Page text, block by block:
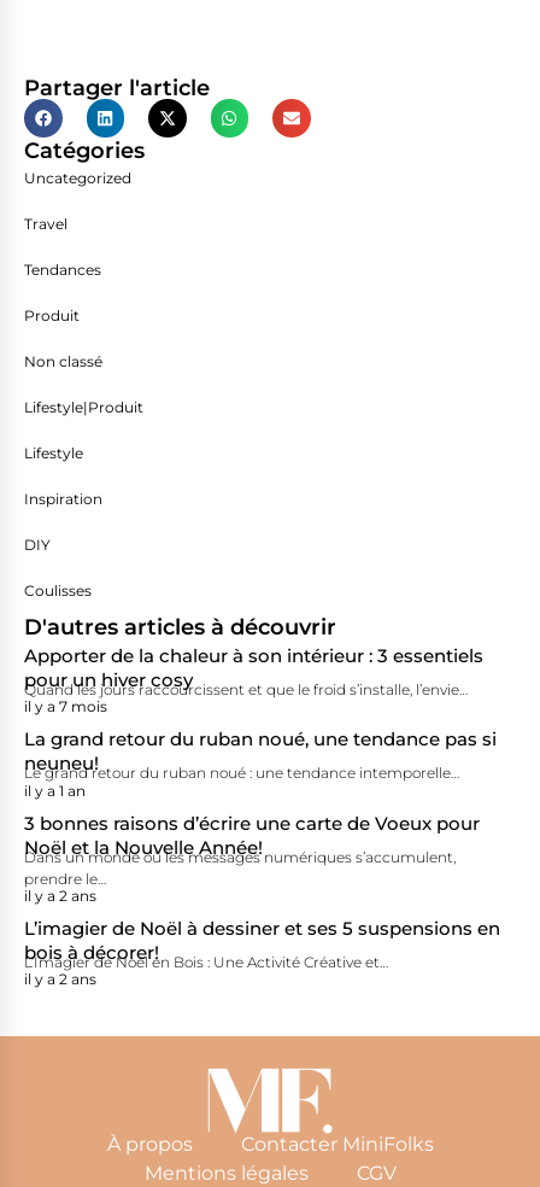
Partager l'article
Catégories
Uncategorized
Travel
Tendances
Produit
Non classé
Lifestyle|Produit
Lifestyle
Inspiration
DIY
Coulisses
D'autres articles à découvrir
Apporter de la chaleur à son intérieur : 3 essentiels
pour un hiver cosy
Quand les jours raccourcissent et que le froid s’installe, l’envie…
il y a 7 mois
La grand retour du ruban noué, une tendance pas si
neuneu!
Le grand retour du ruban noué : une tendance intemporelle…
il y a 1 an
3 bonnes raisons d’écrire une carte de Voeux pour
Noël et la Nouvelle Année!
Dans un monde où les messages numériques s’accumulent,
prendre le…
il y a 2 ans
L’imagier de Noël à dessiner et ses 5 suspensions en
bois à décorer!
L’Imagier de Noël en Bois : Une Activité Créative et…
il y a 2 ans
À propos
Contacter MiniFolks
Mentions légales
CGV